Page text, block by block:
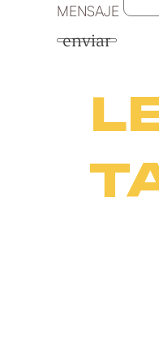
MENSAJE
enviar